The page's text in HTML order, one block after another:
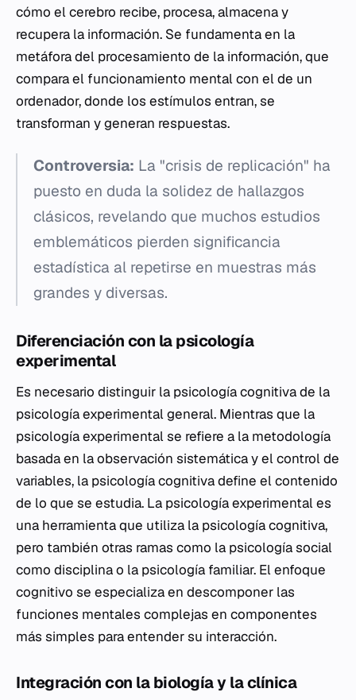
cómo el cerebro recibe, procesa, almacena y
recupera la información. Se fundamenta en la
metáfora del procesamiento de la información, que
compara el funcionamiento mental con el de un
ordenador, donde los estímulos entran, se
transforman y generan respuestas.
Controversia: La "crisis de replicación" ha
puesto en duda la solidez de hallazgos
clásicos, revelando que muchos estudios
emblemáticos pierden significancia
estadística al repetirse en muestras más
grandes y diversas.
Diferenciación con la psicología
experimental
Es necesario distinguir la psicología cognitiva de la
psicología experimental general. Mientras que la
psicología experimental se refiere a la metodología
basada en la observación sistemática y el control de
variables, la psicología cognitiva define el contenido
de lo que se estudia. La psicología experimental es
una herramienta que utiliza la psicología cognitiva,
pero también otras ramas como la psicología social
como disciplina o la psicología familiar. El enfoque
cognitivo se especializa en descomponer las
funciones mentales complejas en componentes
más simples para entender su interacción.
Integración con la biología y la clínica